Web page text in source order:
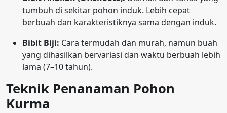
tumbuh di sekitar pohon induk. Lebih cepat
berbuah dan karakteristiknya sama dengan induk.
Bibit Biji: Cara termudah dan murah, namun buah
yang dihasilkan bervariasi dan waktu berbuah lebih
lama (7–10 tahun).
Teknik Penanaman Pohon
Kurma